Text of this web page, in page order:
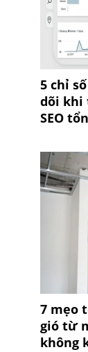
5 chỉ
dõi khi
SEO
7 mẹo
gió từ
không